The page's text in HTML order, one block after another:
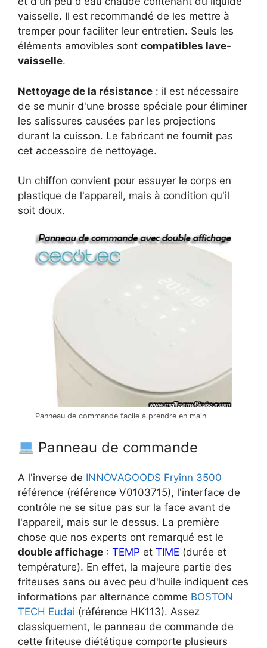
vaisselle. Il est recommandé de les mettre à
tremper pour faciliter leur entretien. Seuls les
éléments amovibles sont compatibles lave-
vaisselle.
Nettoyage de la résistance : il est nécessaire
de se munir d'une brosse spéciale pour éliminer
les salissures causées par les projections
durant la cuisson. Le fabricant ne fournit pas
cet accessoire de nettoyage.
Un chiffon convient pour essuyer le corps en
plastique de l'appareil, mais à condition qu'il
soit doux.
Panneau de commande facile à prendre en main
Panneau de commande
A l'inverse de INNOVAGOODS Fryinn 3500
référence (référence V0103715), l'interface de
contrôle ne se situe pas sur la face avant de
l'appareil, mais sur le dessus. La première
chose que nos experts ont remarqué est le
double affichage : TEMP et TIME (durée et
température). En effet, la majeure partie des
friteuses sans ou avec peu d'huile indiquent ces
informations par alternance comme BOSTON
TECH Eudai (référence HK113). Assez
classiquement, le panneau de commande de
cette friteuse diététique comporte plusieurs